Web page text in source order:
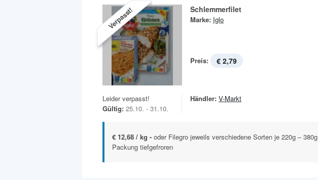
Verpasst! Schlemmerfilet
Marke: Iglo
Preis: € 2,79
Leider verpasst!
Gültig: 25.10. - 31.10.
Händler: V-Markt
€ 12,68 / kg - oder Filegro jeweils verschiedene Sorten je 220g – 380g
Packung tiefgefroren